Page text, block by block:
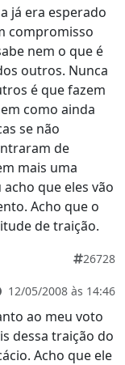
já era esperado
compromisso
nem o que é
outros. Nunca
é que fazem
como ainda
se não
de
mais uma
que eles vão
Acho que o
de traição.
26728
12/05/2008 às 14:46
ao meu voto
dessa traição do
Acho que ele